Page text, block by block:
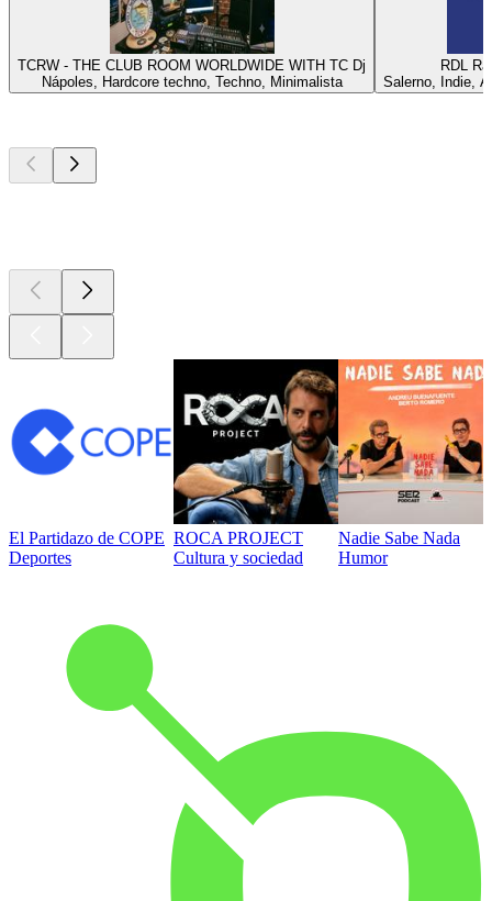
TCRW - THE CLUB ROOM WORLDWIDE WITH TC Dj
Nápoles, Hardcore techno, Techno, Minimalista
RDL
Salerno, Indie,
El Partidazo de COPE
Deportes
ROCA PROJECT
Cultura y sociedad
Nadie Sabe Nada
Humor